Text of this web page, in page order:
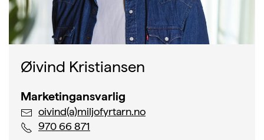
Øivind Kristiansen
Marketingansvarlig
oivind(a)miljofyrtarn.no
970 66 871